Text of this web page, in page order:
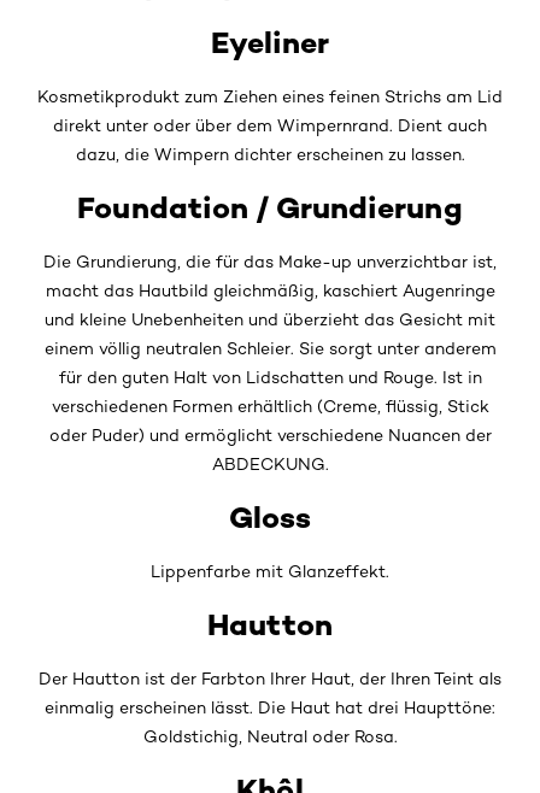
Eyeliner
Kosmetikprodukt zum Ziehen eines feinen Strichs am Lid
direkt unter oder über dem Wimpernrand. Dient auch
dazu, die Wimpern dichter erscheinen zu lassen.
Foundation / Grundierung
Die Grundierung, die für das Make-up unverzichtbar ist,
macht das Hautbild gleichmäßig, kaschiert Augenringe
und kleine Unebenheiten und überzieht das Gesicht mit
einem völlig neutralen Schleier. Sie sorgt unter anderem
für den guten Halt von Lidschatten und Rouge. Ist in
verschiedenen Formen erhältlich (Creme, flüssig, Stick
oder Puder) und ermöglicht verschiedene Nuancen der
ABDECKUNG.
Gloss
Lippenfarbe mit Glanzeffekt.
Hautton
Der Hautton ist der Farbton Ihrer Haut, der Ihren Teint als
einmalig erscheinen lässt. Die Haut hat drei Haupttöne:
Goldstichig, Neutral oder Rosa.